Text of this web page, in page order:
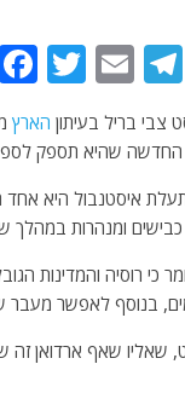
W
s
T
e
g
ra
m
E
ai
l
T
itt
er
צבי בריל בעיתון הארץ
שהיא תספק
איסטנבול היא אחד
ומנהרות במהלך שלטונו
כי רוסיה והמדינות
בנוסף לאפשר מעבר